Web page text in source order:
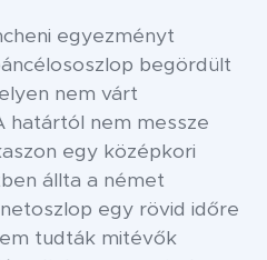
egyezményt
begördült
nem várt
határtól nem messze
egy középkori
állta a német
egy rövid időre
tudták mitévők